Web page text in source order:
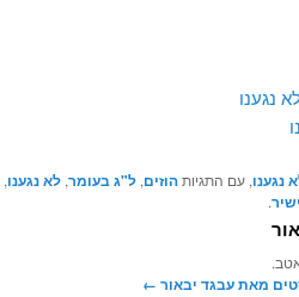
נגענו
נגענו, עם התגיותהוזים, ל"ג בעומר, לא נגענו,
.
מאת עבגד יבאור‏ ←